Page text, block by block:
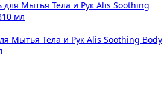
Мытья Тела и Рук Alis Soothing Body